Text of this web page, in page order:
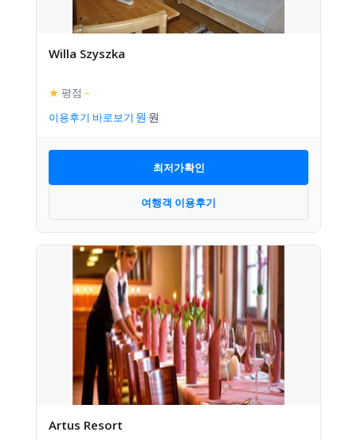
Willa Szyszka
★ 평점 –
이용후기 바로보기
최저가확인
여행객 이용후기
Artus Resort